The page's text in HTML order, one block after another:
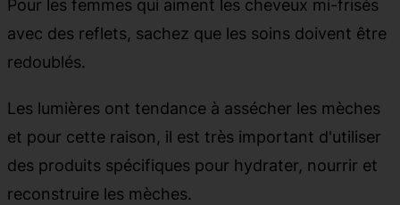
Pour les femmes qui aiment les cheveux mi-frisés
avec des reflets, sachez que les soins doivent être
redoublés.
Les lumières ont tendance à assécher les mèches
et pour cette raison, il est très important d'utiliser
des produits spécifiques pour hydrater, nourrir et
reconstruire les mèches.